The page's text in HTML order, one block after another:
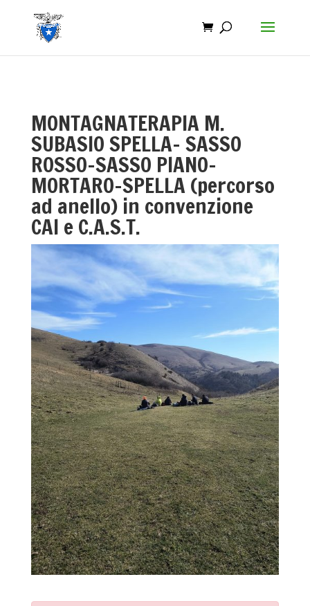
MONTAGNATERAPIA M.
SUBASIO SPELLA- SASSO
ROSSO-SASSO PIANO-
MORTARO-SPELLA (percorso
ad anello) in convenzione
CAI e C.A.S.T.